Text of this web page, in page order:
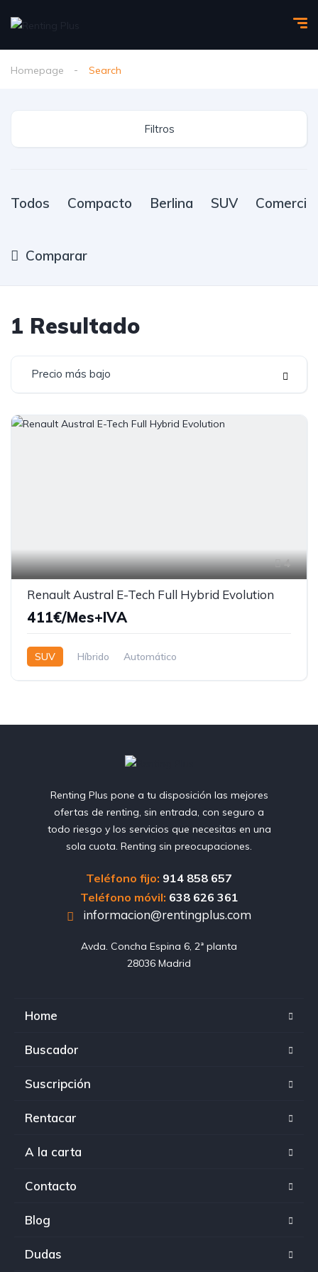
Homepage Search
Filtros
Todos Compacto Berlina SUV Comercial
Comparar
1 Resultado
Precio más bajo
4
Renault Austral E-Tech Full Hybrid Evolution
411€/Mes+IVA
SUV Híbrido Automático
Renting Plus pone a tu disposición las mejores
ofertas de renting, sin entrada, con seguro a
todo riesgo y los servicios que necesitas en una
sola cuota. Renting sin preocupaciones.
Teléfono fijo: 914 858 657
Teléfono móvil: 638 626 361
informacion@rentingplus.com
Avda. Concha Espina 6, 2ª planta
28036 Madrid
Home
Buscador
Suscripción
Rentacar
A la carta
Contacto
Blog
Dudas